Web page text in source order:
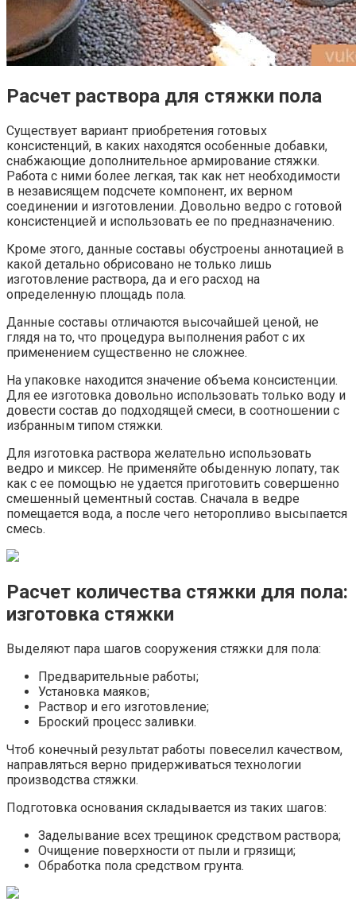
Расчет раствора для стяжки пола
Существует вариант приобретения готовых
консистенций, в каких находятся особенные добавки,
снабжающие дополнительное армирование стяжки.
Работа с ними более легкая, так как нет необходимости
в независящем подсчете компонент, их верном
соединении и изготовлении. Довольно ведро с готовой
консистенцией и использовать ее по предназначению.
Кроме этого, данные составы обустроены аннотацией в
какой детально обрисовано не только лишь
изготовление раствора, да и его расход на
определенную площадь пола.
Данные составы отличаются высочайшей ценой, не
глядя на то, что процедура выполнения работ с их
применением существенно не сложнее.
На упаковке находится значение объема консистенции.
Для ее изготовка довольно использовать только воду и
довести состав до подходящей смеси, в соотношении с
избранным типом стяжки.
Для изготовка раствора желательно использовать
ведро и миксер. Не применяйте обыденную лопату, так
как с ее помощью не удается приготовить совершенно
смешенный цементный состав. Сначала в ведре
помещается вода, а после чего неторопливо высыпается
смесь.
Расчет количества стяжки для пола:
изготовка стяжки
Выделяют пара шагов сооружения стяжки для пола:
Предварительные работы;
Установка маяков;
Раствор и его изготовление;
Броский процесс заливки.
Чтоб конечный результат работы повеселил качеством,
направляться верно придерживаться технологии
производства стяжки.
Подготовка основания складывается из таких шагов:
Заделывание всех трещинок средством раствора;
Очищение поверхности от пыли и грязищи;
Обработка пола средством грунта.